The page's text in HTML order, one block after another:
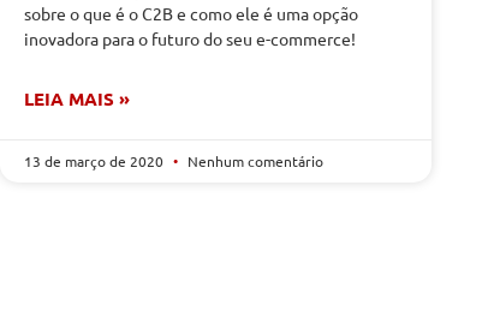
sobre o que é o C2B e como ele é uma opção
inovadora para o futuro do seu e-commerce!
LEIA MAIS »
13 de março de 2020 Nenhum comentário